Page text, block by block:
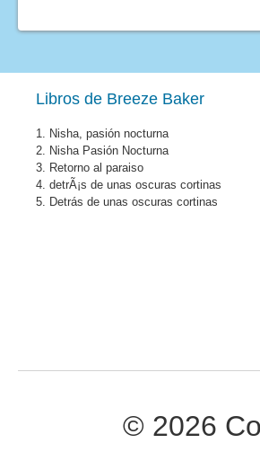
Libros de Breeze Baker
1. Nisha, pasión nocturna
2. Nisha Pasión Nocturna
3. Retorno al paraiso
4. detrÃ¡s de unas oscuras cortinas
5. Detrás de unas oscuras cortinas
© 2026